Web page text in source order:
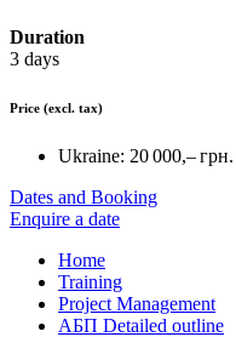
Duration
3 days
Price (excl. tax)
Ukraine: 20 000,– грн.
Dates and Booking
Enquire a date
Home
Training
Project Management
АБП Detailed outline